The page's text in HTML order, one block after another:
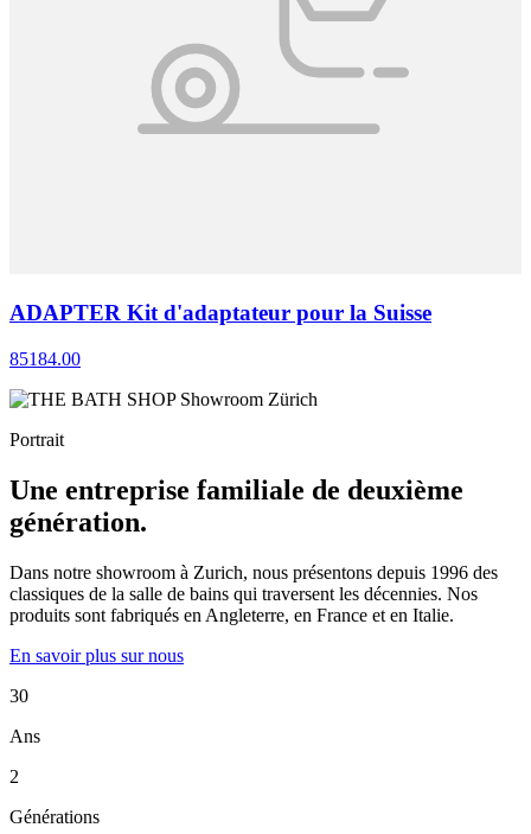
ADAPTER Kit d'adaptateur pour la Suisse
85184.00
Portrait
Une entreprise familiale de deuxième
génération.
Dans notre showroom à Zurich, nous présentons depuis 1996 des
classiques de la salle de bains qui traversent les décennies. Nos
produits sont fabriqués en Angleterre, en France et en Italie.
En savoir plus sur nous
30
Ans
2
Générations